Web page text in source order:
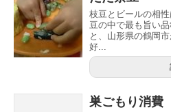
枝豆とビールの相
豆の中で最も旨い
と、山形県の鶴岡
好...
巣ごもり消費